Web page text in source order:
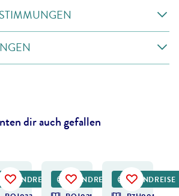
dir auch gefallen
RUNDREISE
DEALRUNDREISE
DEALRUNDREISE